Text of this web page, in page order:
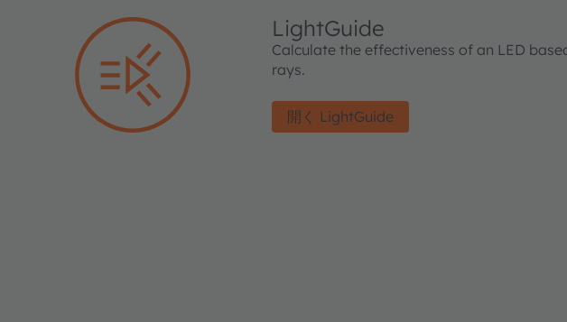
LightGuide
Calculate the effectiveness of an LED
rays.
開く LightGuide